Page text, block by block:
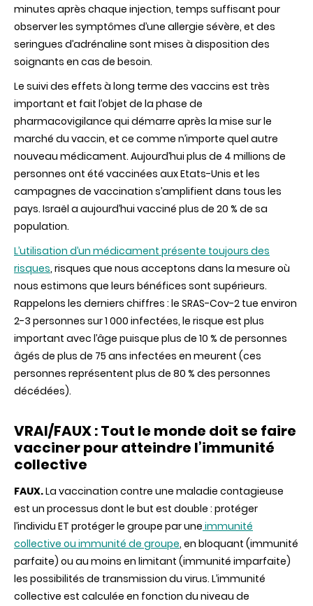
minutes après chaque injection, temps suffisant pour
observer les symptômes d’une allergie sévère, et des
seringues d’adrénaline sont mises à disposition des
soignants en cas de besoin.
Le suivi des effets à long terme des vaccins est très
important et fait l’objet de la phase de
pharmacovigilance qui démarre après la mise sur le
marché du vaccin, et ce comme n’importe quel autre
nouveau médicament. Aujourd’hui plus de 4 millions de
personnes ont été vaccinées aux Etats-Unis et les
campagnes de vaccination s’amplifient dans tous les
pays. Israël a aujourd’hui vacciné plus de 20 % de sa
population.
L’utilisation d’un médicament présente toujours des
risques, risques que nous acceptons dans la mesure où
nous estimons que leurs bénéfices sont supérieurs.
Rappelons les derniers chiffres : le SRAS-Cov-2 tue environ
2-3 personnes sur 1 000 infectées, le risque est plus
important avec l’âge puisque plus de 10 % de personnes
âgés de plus de 75 ans infectées en meurent (ces
personnes représentent plus de 80 % des personnes
décédées).
VRAI/FAUX : Tout le monde doit se faire
vacciner pour atteindre l’immunité
collective
FAUX.La vaccination contre une maladie contagieuse
est un processus dont le but est double : protéger
l’individu ET protéger le groupe par une immunité
collective ou immunité de groupe, en bloquant (immunité
parfaite) ou au moins en limitant (immunité imparfaite)
les possibilités de transmission du virus. L’immunité
collective est calculée en fonction du niveau de